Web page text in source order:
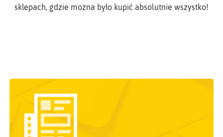
sklepach, gdzie można było kupić absolutnie wszystko!